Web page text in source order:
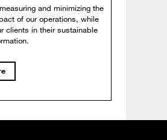
and minimizing the
of our operations, while
clients in their sustainable